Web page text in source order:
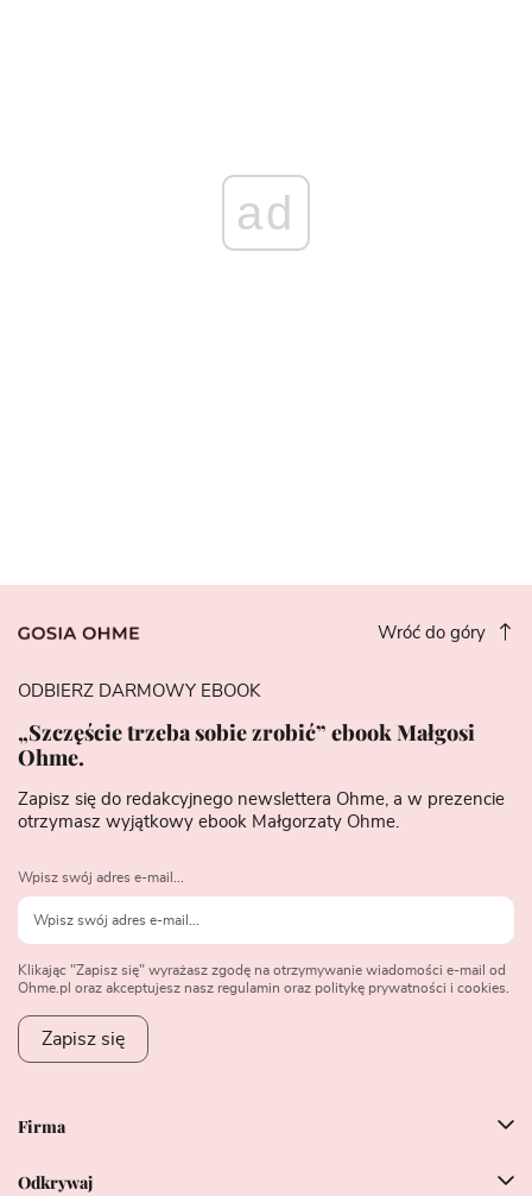
ad
Wróć do góry
Firma
Odkrywaj
ODBIERZ DARMOWY EBOOK
„Szczęście trzeba sobie zrobić” ebook Małgosi
Ohme.
Zapisz się do redakcyjnego newslettera Ohme, a w prezencie
otrzymasz wyjątkowy ebook Małgorzaty Ohme.
Wpisz swój adres e-mail...
Klikając "Zapisz się" wyrażasz zgodę na otrzymywanie wiadomości e-mail od
Ohme.pl oraz akceptujesz nasz regulamin oraz politykę prywatności i cookies.
Zapisz się